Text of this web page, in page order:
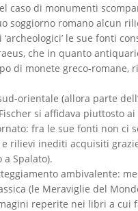
caso di monumenti
soggiorno romano alcun
le sue fonti
che in quanto
di monete greco-
orientale (allora parte
si affidava piuttosto
fra le sue fonti non ci
rilievi inediti acquisiti
Spalato).
ambivalente:
(le Meraviglie del
reperite nei libri a cui